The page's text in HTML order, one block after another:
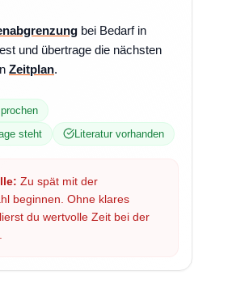
bei Bedarf in
und übertrage die nächsten
Zeitplan.
steht
Literatur vorhanden
Zu spät mit der
beginnen. Ohne klares
du wertvolle Zeit bei der